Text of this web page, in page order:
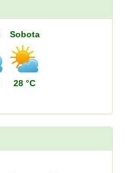
Sobota
28 °C